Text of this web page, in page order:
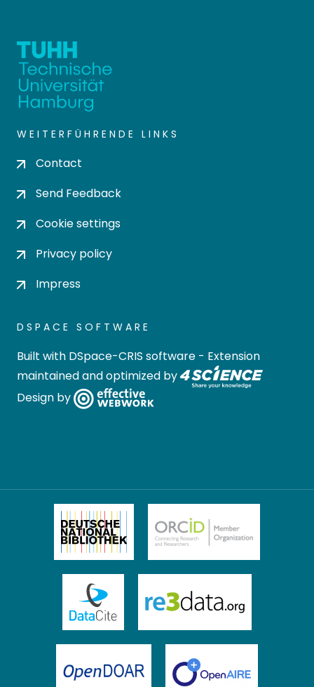
WEITERFÜHRENDE LINKS
Contact
Send Feedback
Cookie settings
Privacy policy
Impress
DSPACE SOFTWARE
Built with DSpace-CRIS software - Extension
maintained and optimized by
Design by